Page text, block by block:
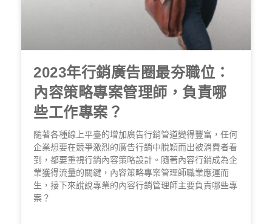
2023年行銷廣告圈最夯職位：
內容策略專案管理師，負責哪
些工作專案？
隨著各種線上平臺的增加廣告行銷管道變得豐富，任何
企業想要在競爭激烈的廣告行銷中脫穎而出被消費者看
到，都要重視行銷內容策略設計。隨著內容行銷成為企
業獲得流量的關鍵，內容策略專案管理師職業應運而
生，接下來說說專業的內容行銷管理師主要負責哪些專
案？